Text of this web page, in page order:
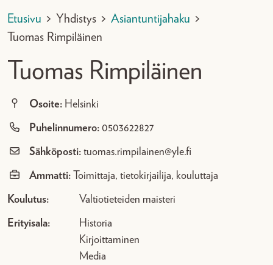
Etusivu > Yhdistys > Asiantuntijahaku >
Tuomas Rimpiläinen
Tuomas Rimpiläinen
Osoite: Helsinki
Puhelinnumero: 0503622827
Sähköposti: tuomas.rimpilainen@yle.fi
Ammatti: Toimittaja, tietokirjailija, kouluttaja
Koulutus: Valtiotieteiden maisteri
Erityisala:
Historia
Kirjoittaminen
Media